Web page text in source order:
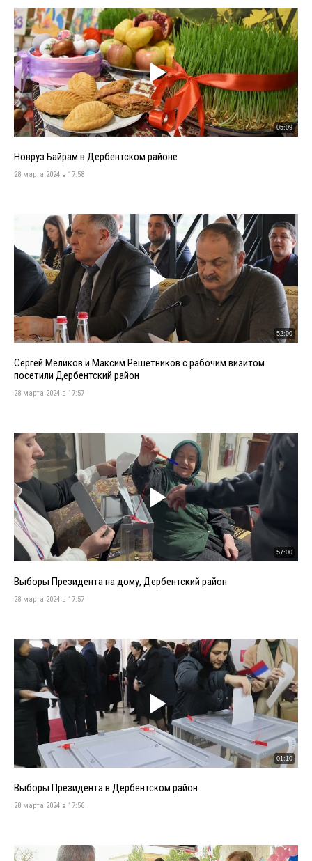
05:09
Новруз Байрам в Дербентском районе
28 марта 2024 в 17:58
52:00
Сергей Меликов и Максим Решетников с рабочим визитом
посетили Дербентский район
28 марта 2024 в 17:57
57:00
Выборы Президента на дому, Дербентский район
28 марта 2024 в 17:57
01:10
Выборы Президента в Дербентском район
28 марта 2024 в 17:56